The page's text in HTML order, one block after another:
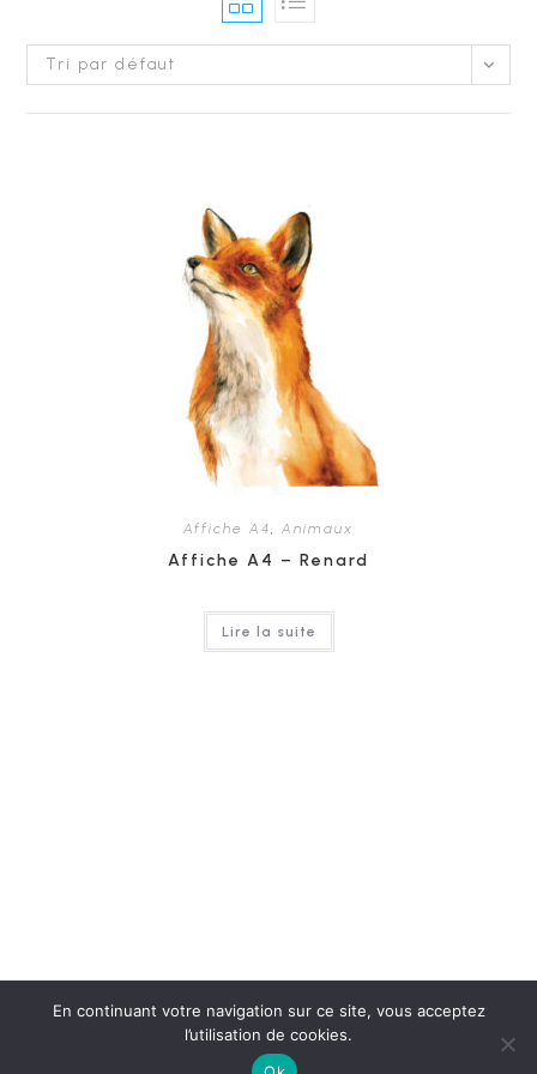
Tri par défaut
Affiche A4, Animaux
Affiche A4 – Renard
Lire la suite
Bio Contact Boutique
En continuant votre navigation sur ce site, vous acceptez
l’utilisation de cookies.